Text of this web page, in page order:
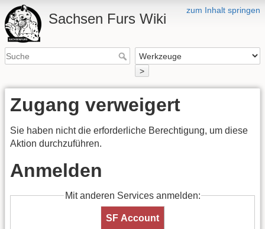
zum Inhalt springen
Sachsen Furs Wiki
>
Zugang verweigert
Sie haben nicht die erforderliche Berechtigung, um diese
Aktion durchzuführen.
Anmelden
Mit anderen Services anmelden:
SF Account